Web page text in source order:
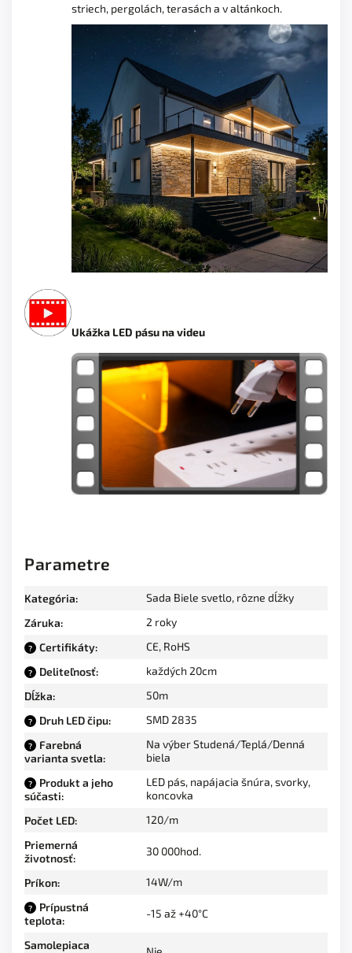
striech, pergolách, terasách a v altánkoch.
Ukážka LED pásu na videu
Parametre
Kategória:
Sada Biele svetlo, rôzne dĺžky
Záruka: 2 roky
? Certifikáty: CE, RoHS
? Deliteľnosť:
každých 20cm
Dĺžka: 50m
? Druh LED čipu: SMD 2835
?
Farebná
varianta svetla:
Na výber Studená/Teplá/Denná
biela
?
Produkt a jeho
súčasti:
LED pás, napájacia šnúra, svorky,
koncovka
Počet LED:
120/m
Priemerná
životnosť:
30 000hod.
Príkon: 14W/m
?
Prípustná
teplota:
-15 až +40°C
Samolepiaca